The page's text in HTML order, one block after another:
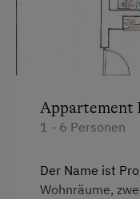
Doppelbett
Doppelbett
Balkon/
Fernseher
Gitterbett
Mikrowelle
Appartement
1 - 6 Personen
Der Name ist
Wohnräume,